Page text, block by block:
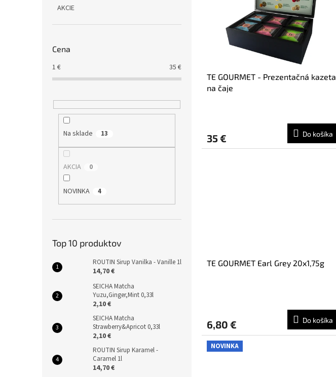
AKCIE
Cena
1 € 35 €
Na sklade 13
AKCIA 0
NOVINKA 4
Top 10 produktov
ROUTIN Sirup Vanilka - Vanille 1l
14,70 €
SEICHA Matcha
Yuzu,Ginger,Mint 0,33l
2,10 €
SEICHA Matcha
Strawberry&Apricot 0,33l
2,10 €
ROUTIN Sirup Karamel -
Caramel 1l
14,70 €
TE GOURMET - Prezentačná kazeta
na čaje
35 € Do košíka
TE GOURMET Earl Grey 20x1,75g
6,80 € Do košíka
NOVINKA